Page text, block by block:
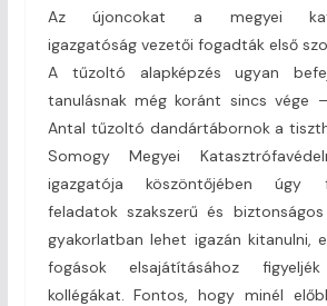
Az újoncokat a megyei
igazgatóság vezetői fogadták első
A tűzoltó alapképzés ugyan
tanulásnak még koránt sincs vége
Antal tűzoltó dandártábornok a
Somogy Megyei
igazgatója köszöntőjében úgy
feladatok szakszerű és
gyakorlatban lehet igazán kitanulni,
fogások elsajátításához
kollégákat. Fontos, hogy minél